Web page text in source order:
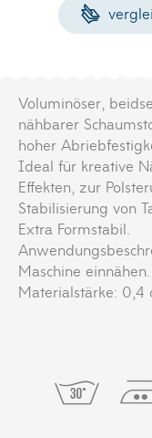
Voluminöser,
nähbarer
hoher
Ideal für kreative
Effekten, zur
Stabilisierung von
Extra Formstabil.
Maschine einnähen.
Materialstärke: 0,4